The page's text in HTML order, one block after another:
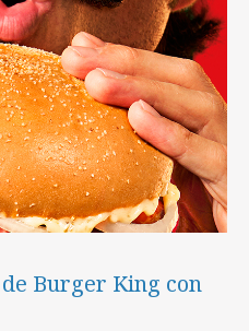
Burger King con